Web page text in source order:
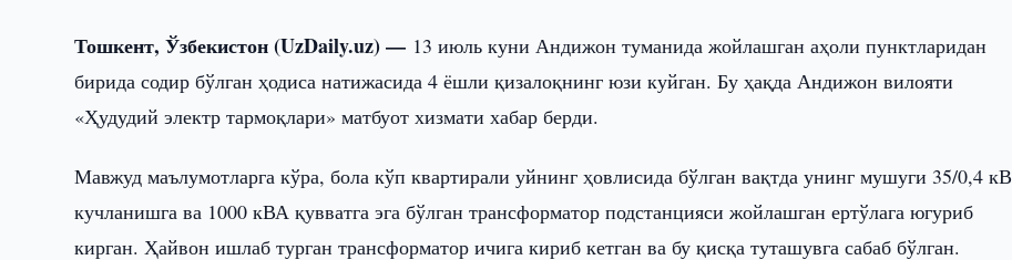
Тошкент, Ўзбекистон (UzDaily.uz) — 13 июль куни Андижон туманида жойлашган аҳоли пунктларидан
бирида содир бўлган ҳодиса натижасида 4 ёшли қизалоқнинг юзи куйган. Бу ҳақда Андижон вилояти
«Ҳудудий электр тармоқлари» матбуот хизмати хабар берди.
Мавжуд маълумотларга кўра, бола кўп квартирали уйнинг ҳовлисида бўлган вақтда унинг мушуги 35/0,4 кВ
кучланишга ва 1000 кВА қувватга эга бўлган трансформатор подстанцияси жойлашган ертўлага югуриб
кирган. Ҳайвон ишлаб турган трансформатор ичига кириб кетган ва бу қисқа туташувга сабаб бўлган.